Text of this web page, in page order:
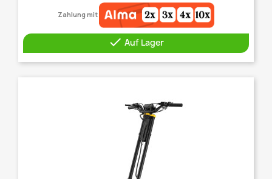
Zahlung mit
 Auf Lager